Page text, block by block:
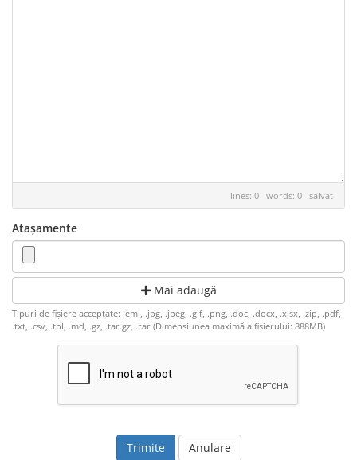
lines: 0 words: 0 salvat
Atașamente
Mai adaugă
Tipuri de fișiere acceptate: .eml, .jpg, .jpeg, .gif, .png, .doc, .docx, .xlsx, .zip, .pdf,
.txt, .csv, .tpl, .md, .gz, .tar.gz, .rar (Dimensiunea maximă a fișierului: 888MB)
Anulare